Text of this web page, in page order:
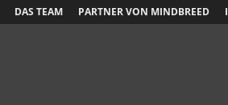
DAS TEAM PARTNER VON MINDBREED